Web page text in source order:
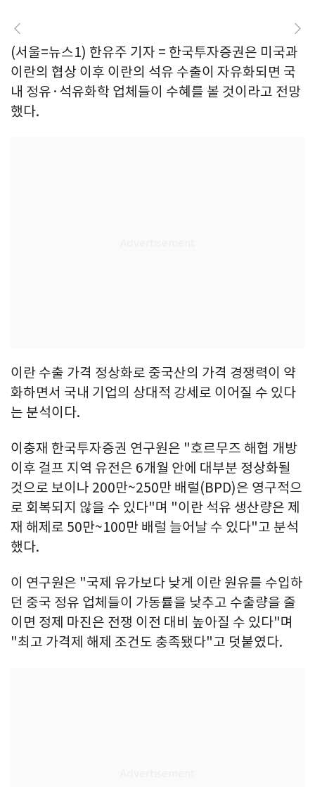
(서울=뉴스1) 한유주 기자 = 한국투자증권은 미국과
이란의 협상 이후 이란의 석유 수출이 자유화되면 국
내 정유·석유화학 업체들이 수혜를 볼 것이라고 전망
했다.
이란 수출 가격 정상화로 중국산의 가격 경쟁력이 약
화하면서 국내 기업의 상대적 강세로 이어질 수 있다
는 분석이다.
이충재 한국투자증권 연구원은 "호르무즈 해협 개방
이후 걸프 지역 유전은 6개월 안에 대부분 정상화될
것으로 보이나 200만~250만 배럴(BPD)은 영구적으
로 회복되지 않을 수 있다"며 "이란 석유 생산량은 제
재 해제로 50만~100만 배럴 늘어날 수 있다"고 분석
했다.
이 연구원은 "국제 유가보다 낮게 이란 원유를 수입하
던 중국 정유 업체들이 가동률을 낮추고 수출량을 줄
이면 정제 마진은 전쟁 이전 대비 높아질 수 있다"며
"최고 가격제 해제 조건도 충족됐다"고 덧붙였다.